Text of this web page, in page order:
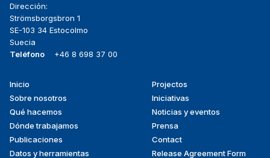
Dirección:
Strömsborgsbron 1
SE-103 34 Estocolmo
Suecia
Teléfono
+46 8 698 37 00
Footer
menu
Inicio
Sobre nosotros
Qué hacemos
Dónde trabajamos
Publicaciones
Datos y herramientas
Projectos
Iniciativas
Noticias y eventos
Prensa
Contact
Release Agreement Form